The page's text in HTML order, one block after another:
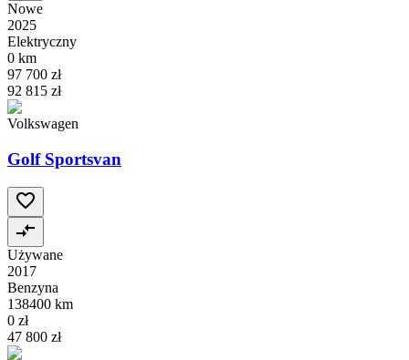
Nowe
2025
Elektryczny
0 km
97 700 zł
92 815 zł
Volkswagen
Golf Sportsvan
Używane
2017
Benzyna
138400 km
0 zł
47 800 zł